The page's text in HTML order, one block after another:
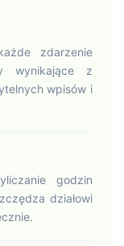
zdarzenie
wynikające z
wpisów i
godzin
działowi